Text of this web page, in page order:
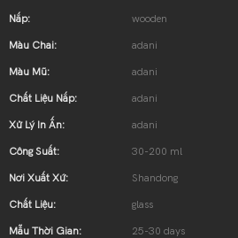
Nắp: wooden
Màu Chai: adani
Màu Mũ: adani
Chất Liệu Nắp: adani
Xử Lý In Ấn: adani
Công Suất: 30-200 ml
Nơi Xuất Xứ: Shandong
Chất Liệu: glass
Mẫu Thời Gian: 25-30 days